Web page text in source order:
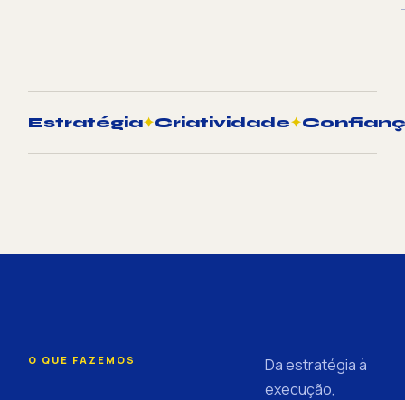
Estratégia✦Criatividade✦
O QUE FAZEMOS
Da estratégia à
execução,